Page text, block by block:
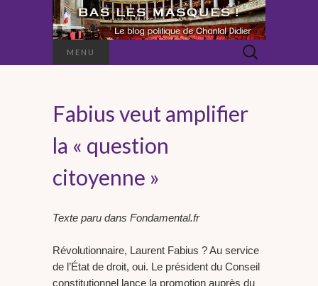
MENU Rechercher :
Fabius veut amplifier
la « question
citoyenne »
Texte paru dans Fondamental.fr
Révolutionnaire, Laurent Fabius ? Au service
de l’État de droit, oui. Le président du Conseil
constitutionnel lance la promotion auprès du